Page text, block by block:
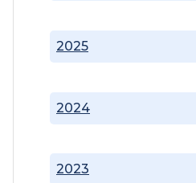
2023
2024
2025